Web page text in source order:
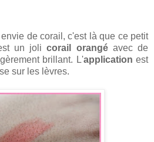
de corail, c'est là que ce petit
un jolicorail orangéavec de
brillant. L'application est
sur les lèvres.